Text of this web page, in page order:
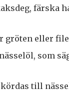
färska
gröten eller
som
till